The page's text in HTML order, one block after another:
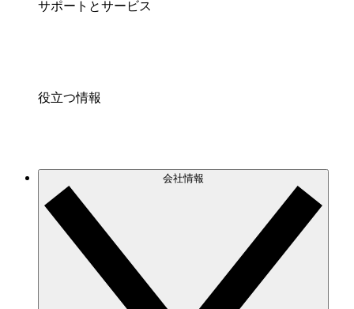
サポートとサービス
役立つ情報
会社情報